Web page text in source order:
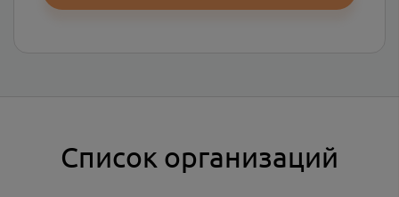
Список организаций